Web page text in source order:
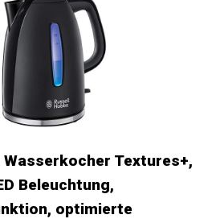
Wasserkocher Textures+,
Beleuchtung,
optimierte